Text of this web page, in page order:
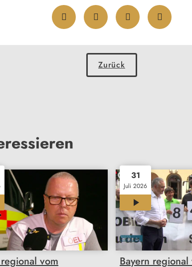
Zurück
vom
31
Juli 2026
11:46
Bayern regional